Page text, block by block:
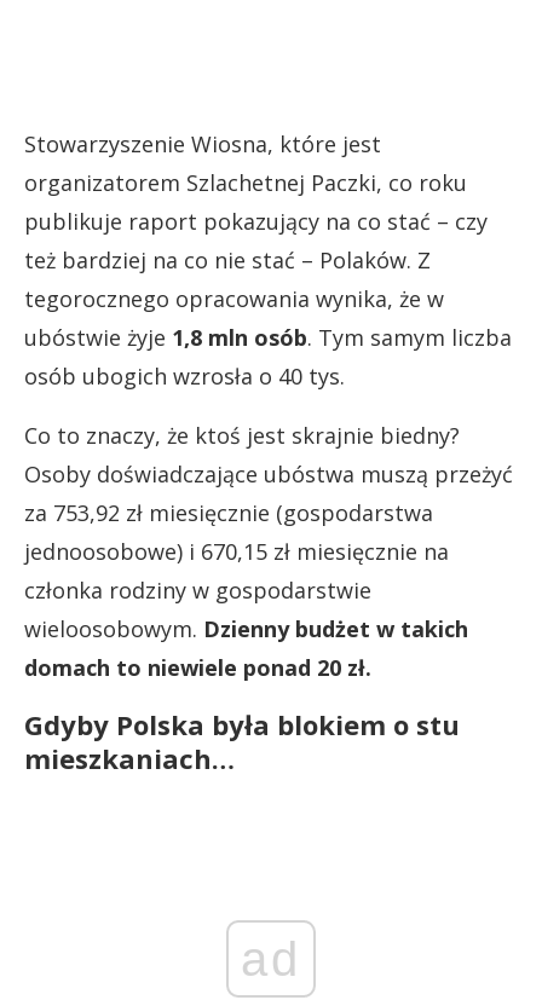
Stowarzyszenie Wiosna, które jest
organizatorem Szlachetnej Paczki, co roku
publikuje raport pokazujący na co stać – czy
też bardziej na co nie stać – Polaków. Z
tegorocznego opracowania wynika, że w
ubóstwie żyje 1,8 mln osób. Tym samym liczba
osób ubogich wzrosła o 40 tys.
Co to znaczy, że ktoś jest skrajnie biedny?
Osoby doświadczające ubóstwa muszą przeżyć
za 753,92 zł miesięcznie (gospodarstwa
jednoosobowe) i 670,15 zł miesięcznie na
członka rodziny w gospodarstwie
wieloosobowym. Dzienny budżet w takich
domach to niewiele ponad 20 zł.
Gdyby Polska była blokiem o stu
mieszkaniach…
ad